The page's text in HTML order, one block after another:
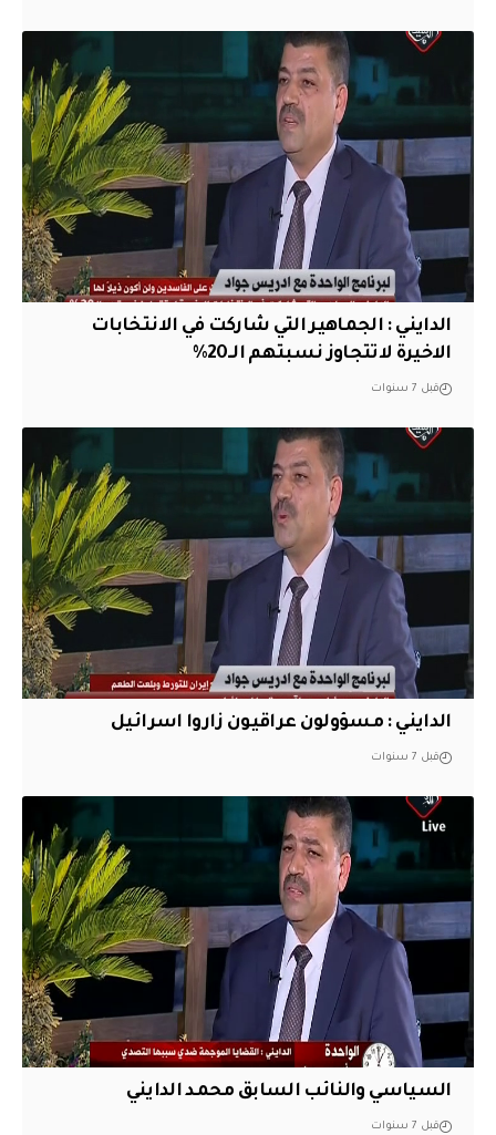
الدايني : الجماهير التي شاركت في الانتخابات
الاخيرة لاتتجاوز نسبتهم الــ20%
قبل 7 سنوات
الدايني : مسؤولون عراقيون زاروا اسرائيل
قبل 7 سنوات
السياسي والنائب السابق محمد الدايني
قبل 7 سنوات